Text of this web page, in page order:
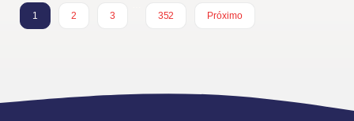
1 2 3
352
Próximo